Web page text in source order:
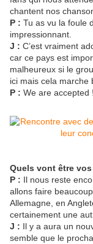
chantent nos
P : Tu as vu la foule
impressionnant.
J : C’est vraiment
car ce pays est
malheureux si le
ici mais cela marche
P : We are accepted !.
Quels vont être
P : Il nous reste
allons faire
Allemagne, en
certainement une
J : Il y a aura un
semble que le